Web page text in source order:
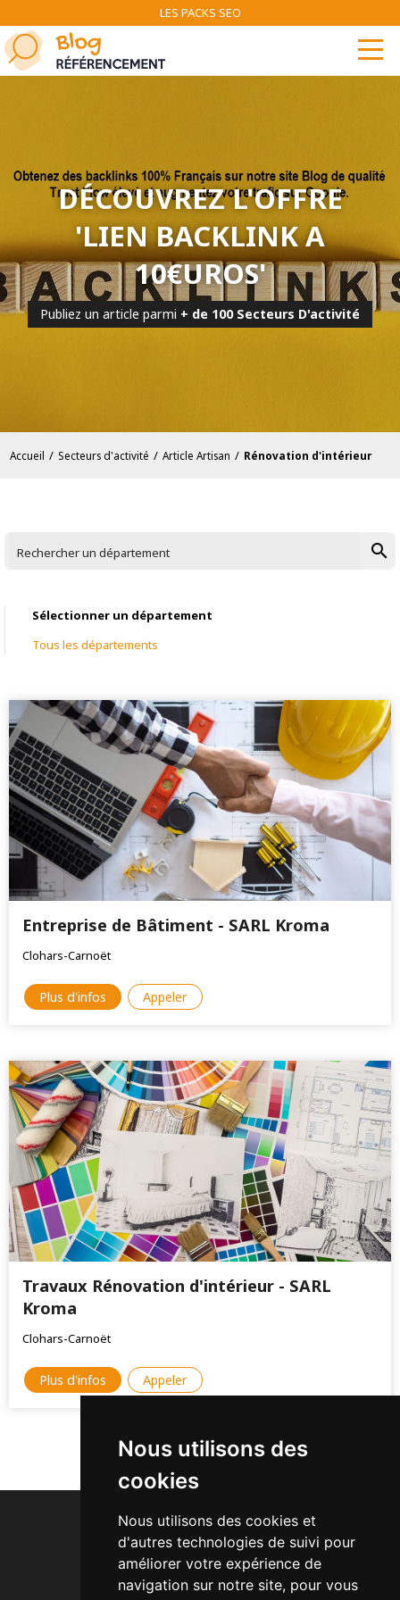
Nous utilisons des
cookies
Nous utilisons des cookies et
d'autres technologies de suivi pour
améliorer votre expérience de
navigation sur notre site, pour vous
LES PACKS SEO
DÉCOUVREZ L'OFFRE
'LIEN BACKLINK A
10€UROS'
Publiez un article parmi + de 100 Secteurs D'activité
Accueil / Secteurs d'activité / Article Artisan / Rénovation d'intérieur
Entreprise de Bâtiment - SARL Kroma
Clohars-Carnoët
Plus d'infos Appeler
Travaux Rénovation d'intérieur - SARL
Kroma
Clohars-Carnoët
Plus d'infos Appeler
1
Rechercher un département search
Sélectionner un département
Tous les départements
Acheter des Backlinks